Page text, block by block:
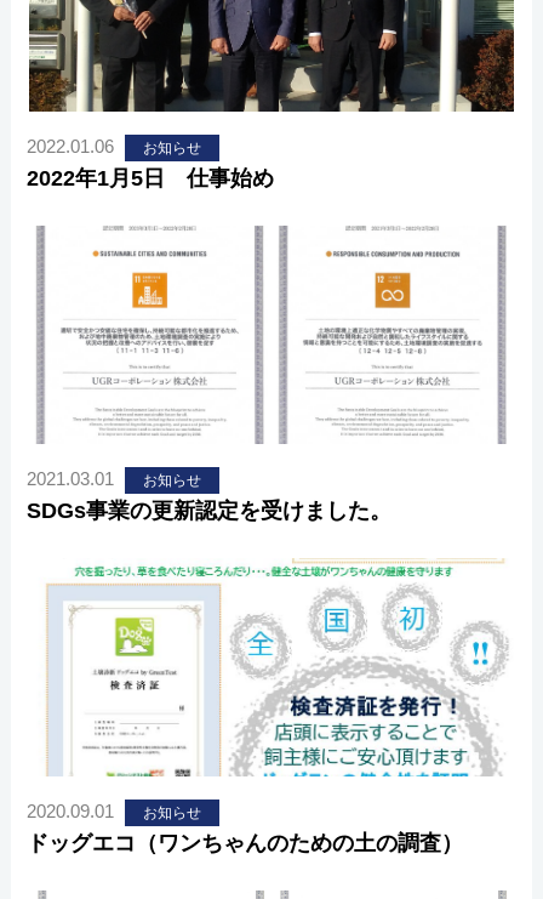
2022.01.06 お知らせ
2022年1月5日 仕事始め
2021.03.01 お知らせ
SDGs事業の更新認定を受けました。
2020.09.01 お知らせ
ドッグエコ（ワンちゃんのための土の調査）